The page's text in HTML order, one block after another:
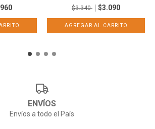
$3.340
$3.090
ENVÍOS
Envíos a todo el País